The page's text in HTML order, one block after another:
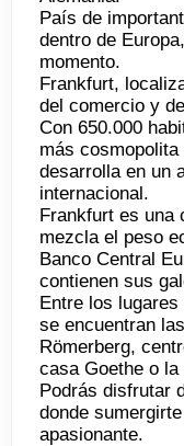
País de
dentro de
momento.
Frankfurt,
del comercio y
Con 650.000
más
desarrolla en un
internacional.
Frankfurt es una
mezcla el peso
Banco Central
contienen sus
Entre los
se encuentran
Römerberg,
casa Goethe o la
Podrás disfrutar
donde
apasionante.